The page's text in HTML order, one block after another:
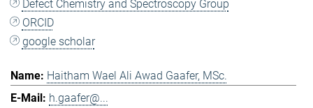
Defect Chemistry and Spectroscopy Group
ORCID
google scholar
Haitham Wael Ali Awad Gaafer, MSc.
h.gaafer@...